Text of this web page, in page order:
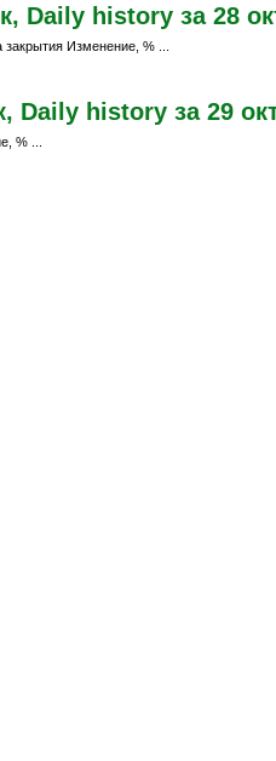
history за 28
Изменение, % ...
history за 29
% ...